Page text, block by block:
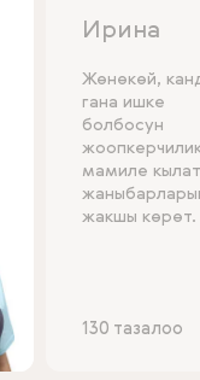
Ирина
Жөнөкөй,
гана ишке
болбосун
мамиле
жакшы көрөт.
130 тазалоо